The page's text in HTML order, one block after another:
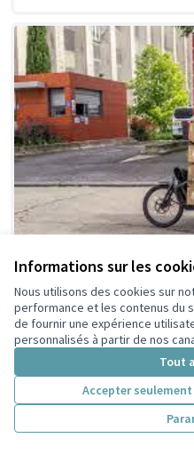
Informations sur les
Nous utilisons des cookies sur
performance et les contenus du
de fournir une expérience
personnalisés à partir de nos
Tout
Accepter
Prêt de Vélo-cargo
besoin ponctuel.
Yves Dubillard
8 8